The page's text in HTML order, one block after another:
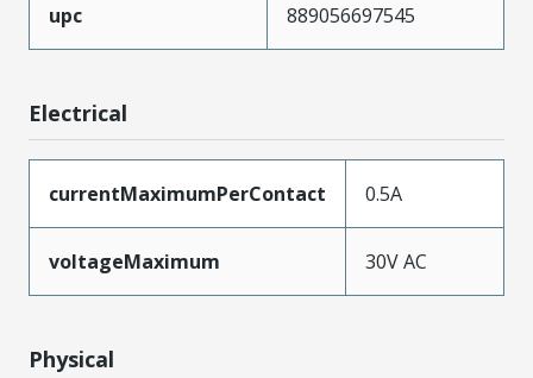
upc 889056697545
Electrical
currentMaximumPerContact 0.5A
voltageMaximum 30V AC
Physical